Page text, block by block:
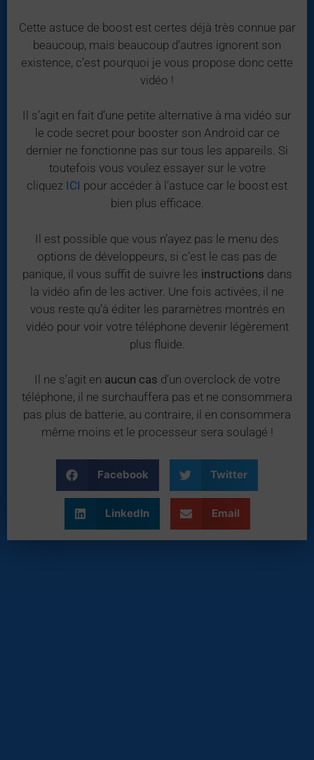
Cette astuce de boost est certes déjà très connue par
beaucoup, mais beaucoup d’autres ignorent son
existence, c’est pourquoi je vous propose donc cette
vidéo !
Il s’agit en fait d’une petite alternative à ma vidéo sur
le code secret pour booster son Android car ce
dernier ne fonctionne pas sur tous les appareils. Si
toutefois vous voulez essayer sur le votre
cliquez ICI pour accéder à l’astuce car le boost est
bien plus efficace.
Il est possible que vous n’ayez pas le menu des
options de développeurs, si c’est le cas pas de
panique, il vous suffit de suivre les instructions dans
la vidéo afin de les activer. Une fois activées, il ne
vous reste qu’à éditer les paramètres montrés en
vidéo pour voir votre téléphone devenir légèrement
plus fluide.
Il ne s’agit en aucun cas d’un overclock de votre
téléphone, il ne surchauffera pas et ne consommera
pas plus de batterie, au contraire, il en consommera
même moins et le processeur sera soulagé !
Facebook Twitter
LinkedIn Email